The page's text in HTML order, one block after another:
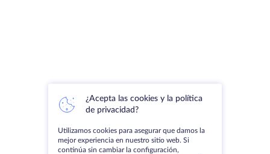
¿Acepta las cookies y la política
de privacidad?
Utilizamos cookies para asegurar que damos la
mejor experiencia en nuestro sitio web. Si
continúa sin cambiar la configuración,